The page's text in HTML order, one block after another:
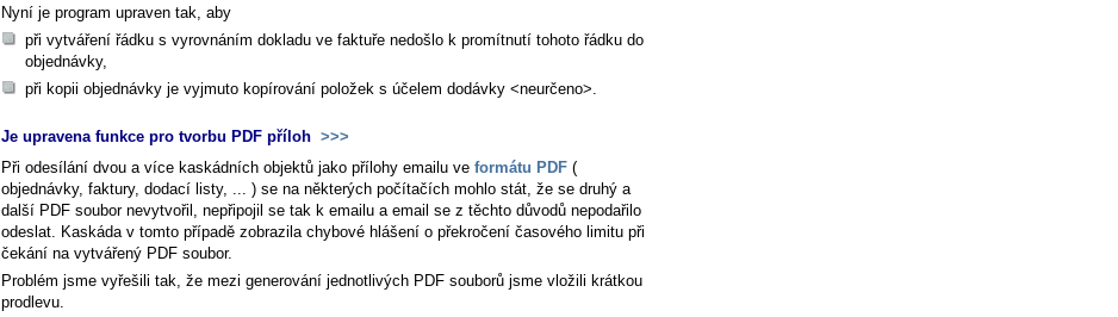
Nyní je program upraven tak, aby
při vytváření řádku s vyrovnáním dokladu ve faktuře nedošlo k promítnutí tohoto řádku do
objednávky,
při kopii objednávky je vyjmuto kopírování položek s účelem dodávky <neurčeno>.
Je upravena funkce pro tvorbu PDF příloh >>>
Při odesílání dvou a více kaskádních objektů jako přílohy emailu ve formátu PDF (
objednávky, faktury, dodací listy, ... ) se na některých počítačích mohlo stát, že se druhý a
další PDF soubor nevytvořil, nepřipojil se tak k emailu a email se z těchto důvodů nepodařilo
odeslat. Kaskáda v tomto případě zobrazila chybové hlášení o překročení časového limitu při
čekání na vytvářený PDF soubor.
Problém jsme vyřešili tak, že mezi generování jednotlivých PDF souborů jsme vložili krátkou
prodlevu.